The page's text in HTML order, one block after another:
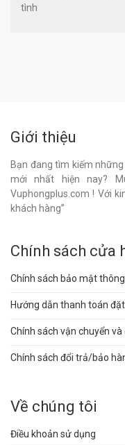
tình
Giới thiệu
Bạn đang tìm kiếm
mới nhất hiện nay?
Vuphongplus.com ! Với
khách hàng”
Chính sách cửa
Chính sách bảo mật
Hướng dẫn thanh toán
Chính sách vận chuyển và
Chính sách đổi trả/bảo
Về chúng tôi
Điều khoản sử dụng